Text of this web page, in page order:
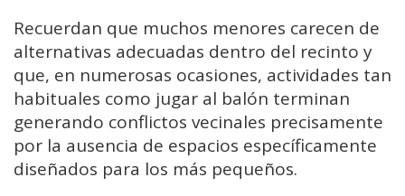
Recuerdan que muchos menores carecen de
alternativas adecuadas dentro del recinto y
que, en numerosas ocasiones, actividades tan
habituales como jugar al balón terminan
generando conflictos vecinales precisamente
por la ausencia de espacios específicamente
diseñados para los más pequeños.